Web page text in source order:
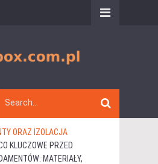
ORAZ IZOLACJA
KLUCZOWE PRZED
MATERIAŁY,